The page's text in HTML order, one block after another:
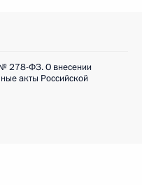
278-ФЗ. О внесении
акты Российской